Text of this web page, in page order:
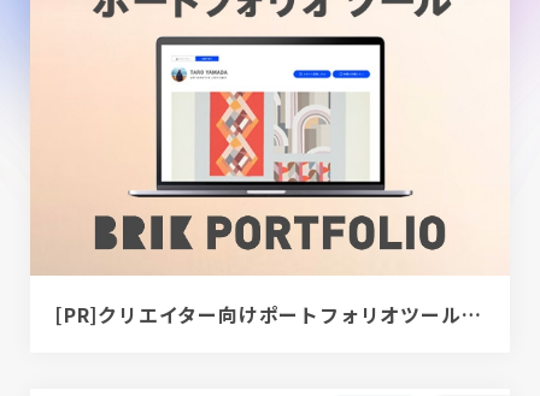
[PR]クリエイター向けポートフォリオツール｜BRIK PORTFOLIO